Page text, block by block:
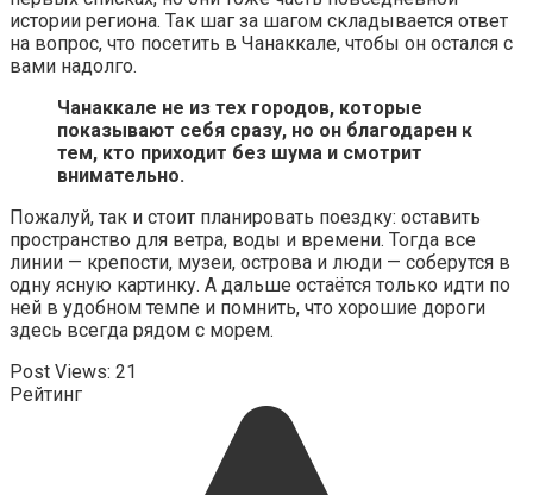
истории региона. Так шаг за шагом складывается ответ
на вопрос, что посетить в Чанаккале, чтобы он остался с
вами надолго.
Чанаккале не из тех городов, которые
показывают себя сразу, но он благодарен к
тем, кто приходит без шума и смотрит
внимательно.
Пожалуй, так и стоит планировать поездку: оставить
пространство для ветра, воды и времени. Тогда все
линии — крепости, музеи, острова и люди — соберутся в
одну ясную картинку. А дальше остаётся только идти по
ней в удобном темпе и помнить, что хорошие дороги
здесь всегда рядом с морем.
Post Views: 21
Рейтинг